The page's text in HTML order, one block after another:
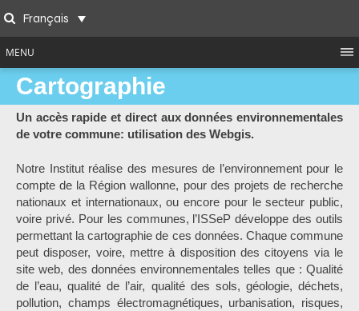
to
content
SearchFrançais
MENU
Cartographie
Un accès rapide et direct aux données environnementales
de votre commune: utilisation des Webgis.
Notre Institut réalise des mesures de l’environnement pour le
compte de la Région wallonne, pour des projets de recherche
nationaux et internationaux, ou encore pour le secteur public,
voire privé. Pour les communes, l’ISSeP développe des outils
permettant la cartographie de ces données. Chaque commune
peut disposer, voire, mettre à disposition des citoyens via le
site web, des données environnementales telles que : Qualité
de l’eau, qualité de l’air, qualité des sols, géologie, déchets,
pollution, champs électromagnétiques, urbanisation, risques,